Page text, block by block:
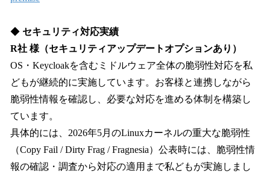
◆ セキュリティ対応実績
R社 様（セキュリティアップデートオプションあり）
OS・Keycloakを含むミドルウェア全体の脆弱性対応を私
どもが継続的に実施しています。お客様と連携しながら
脆弱性情報を確認し、必要な対応を進める体制を構築し
ています。
具体的には、2026年5月のLinuxカーネルの重大な脆弱性
（Copy Fail / Dirty Frag / Fragnesia）公表時には、脆弱性情
報の確認・調査から対応の適用まで私どもが実施しまし